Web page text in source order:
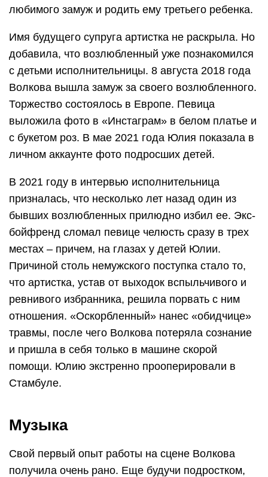
любимого замуж и родить ему третьего ребенка.
Имя будущего супруга артистка не раскрыла. Но
добавила, что возлюбленный уже познакомился
с детьми исполнительницы. 8 августа 2018 года
Волкова вышла замуж за своего возлюбленного.
Торжество состоялось в Европе. Певица
выложила фото в «Инстаграм» в белом платье и
с букетом роз. В мае 2021 года Юлия показала в
личном аккаунте фото подросших детей.
В 2021 году в интервью исполнительница
призналась, что несколько лет назад один из
бывших возлюбленных прилюдно избил ее. Экс-
бойфренд сломал певице челюсть сразу в трех
местах – причем, на глазах у детей Юлии.
Причиной столь немужского поступка стало то,
что артистка, устав от выходок вспыльчивого и
ревнивого избранника, решила порвать с ним
отношения. «Оскорбленный» нанес «обидчице»
травмы, после чего Волкова потеряла сознание
и пришла в себя только в машине скорой
помощи. Юлию экстренно прооперировали в
Стамбуле.
Музыка
Свой первый опыт работы на сцене Волкова
получила очень рано. Еще будучи подростком,